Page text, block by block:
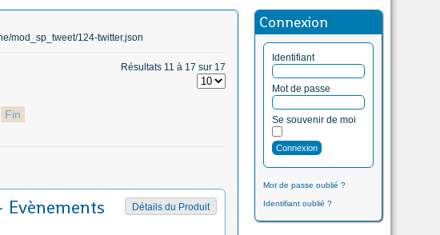
Connexion
Identifiant
Mot de passe
Se souvenir de moi
Mot de passe oublié ?
Identifiant oublié ?
mod_sp_tweet/124-twitter.json
Résultats 11 à 17 sur 17
Fin
Détails du Produit